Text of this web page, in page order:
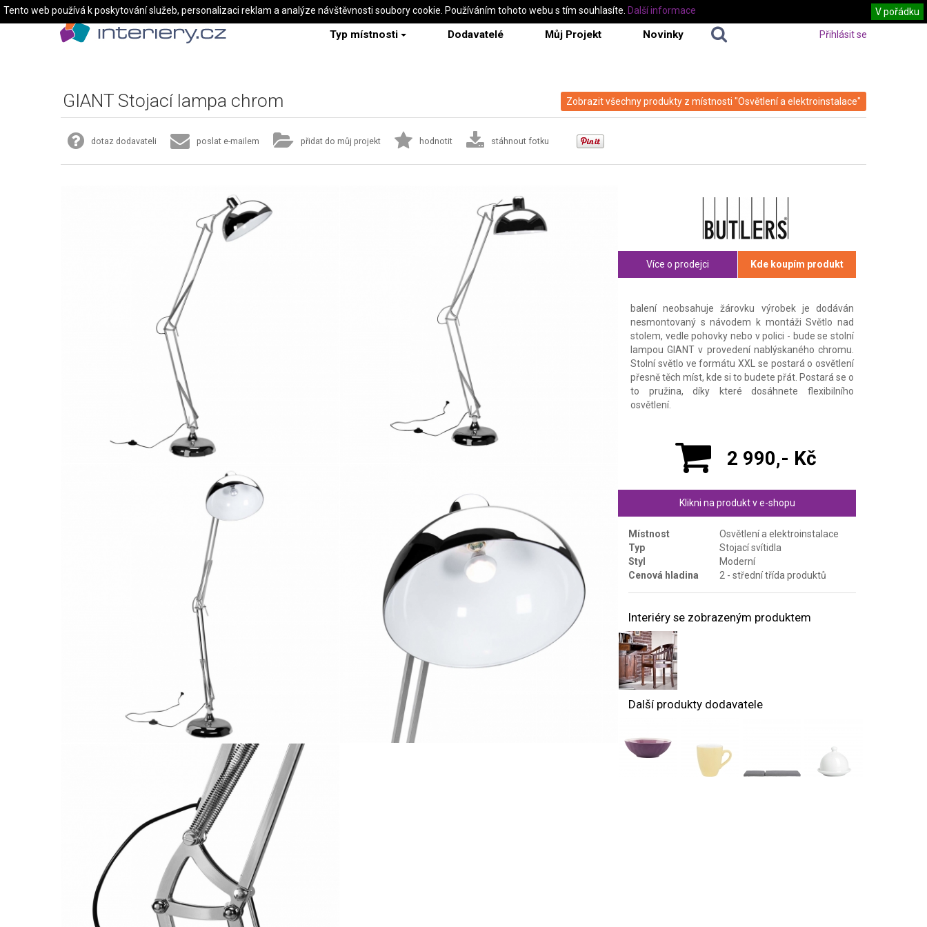
Typ místnosti Dodavatelé Můj Projekt Novinky Přihlásit se
Zobrazit všechny produkty z místnosti "Osvětlení a elektroinstalace"
GIANT Stojací lampa chrom
dotaz dodavateli poslat e-mailem přidat do můj projekt hodnotit stáhnout fotku
Více o prodejci Kde koupím produkt
balení neobsahuje žárovku výrobek je dodáván
nesmontovaný s návodem k montáži Světlo nad
stolem, vedle pohovky nebo v polici - bude se stolní
lampou GIANT v provedení nablýskaného chromu.
Stolní světlo ve formátu XXL se postará o osvětlení
přesně těch míst, kde si to budete přát. Postará se o
to pružina, díky které dosáhnete flexibilního
osvětlení.
2 990,- Kč
Klikni na produkt v e-shopu
Místnost
Osvětlení a elektroinstalace
Typ
Stojací svítidla
Styl
Moderní
Cenová hladina
2 - střední třída produktů
Interiéry se zobrazeným produktem
Další produkty dodavatele
Tento web používá k poskytování služeb, personalizaci reklam a analýze návštěvnosti soubory cookie. Používáním tohoto webu s tím souhlasíte. V pořádku
Další informace